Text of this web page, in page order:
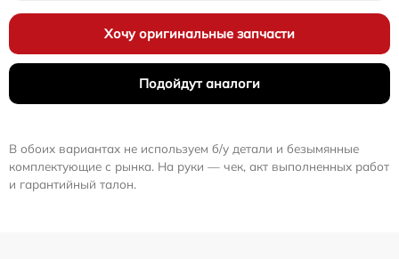
Хочу оригинальные запчасти
Подойдут аналоги
В обоих вариантах не используем б/у детали и безымянные
комплектующие с рынка. На руки — чек, акт выполненных работ
и гарантийный талон.